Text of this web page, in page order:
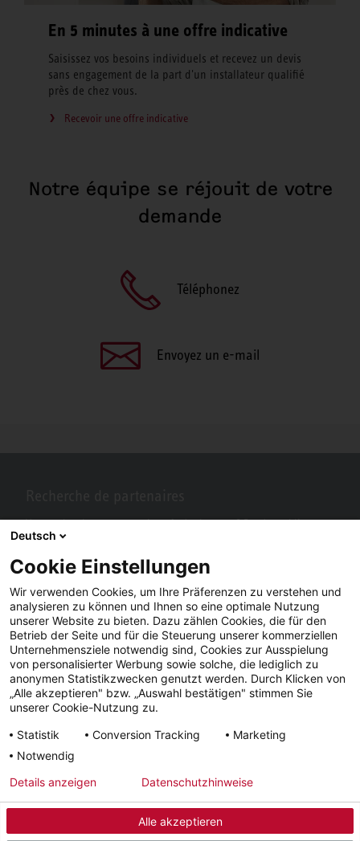
En 5 minutes à une offre indicative
Saisissez vos besoins individuels et recevez un devis
sans engagement de la part d'un installateur qualifié
près de chez vous.
Recevoir une offre indicative
Notre équipe se réjouit de votre
demande
Téléphonez
Envoyez un e-mail
Vous recherchez un partenaire près de chez vous? Pas de problème
avec STIEBEL ELTRON.
Impressum CGV Confidentialité Délais de livraison
Facebook YouTube LinkedIn
Instagram
© 2026 - STIEBEL ELTRON GmbH & Co. KG (DE)
Deutsch
Cookie Einstellungen
Wir verwenden Cookies, um Ihre Präferenzen zu verstehen und
analysieren zu können und Ihnen so eine optimale Nutzung
unserer Website zu bieten. Dazu zählen Cookies, die für den
Betrieb der Seite und für die Steuerung unserer kommerziellen
Unternehmensziele notwendig sind, Cookies zur Ausspielung
von personalisierter Werbung sowie solche, die lediglich zu
anonymen Statistikzwecken genutzt werden. Durch Klicken von
„Alle akzeptieren" bzw. „Auswahl bestätigen" stimmen Sie
unserer Cookie-Nutzung zu.
Statistik
Conversion Tracking
Marketing
Notwendig
Alle akzeptieren
Details anzeigen Datenschutzhinweise